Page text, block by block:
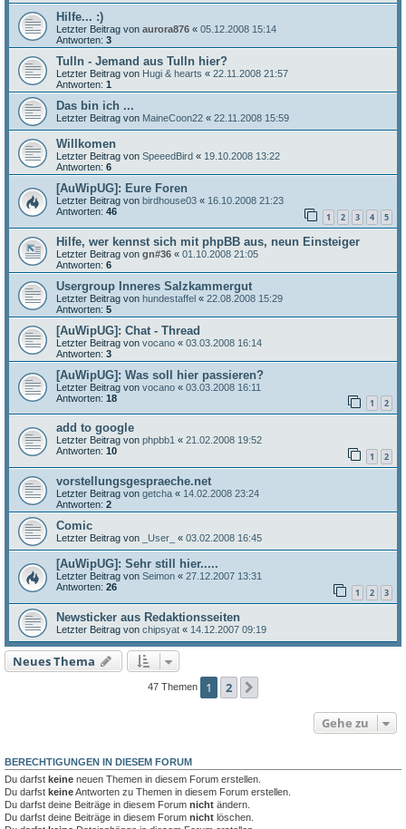
Hilfe... :)
Letzter Beitrag von aurora876 « 05.12.2008 15:14
Antworten: 3
Tulln - Jemand aus Tulln hier?
Letzter Beitrag von Hugi & hearts « 22.11.2008 21:57
Antworten: 1
Das bin ich ...
Letzter Beitrag von MaineCoon22 « 22.11.2008 15:59
Willkomen
Letzter Beitrag von SpeeedBird « 19.10.2008 13:22
Antworten: 6
[AuWipUG]: Eure Foren
Letzter Beitrag von birdhouse03 « 16.10.2008 21:23
Antworten: 46 1 2 3 4 5
Hilfe, wer kennst sich mit phpBB aus, neun Einsteiger
Letzter Beitrag von gn#36 « 01.10.2008 21:05
Antworten: 6
Usergroup Inneres Salzkammergut
Letzter Beitrag von hundestaffel « 22.08.2008 15:29
Antworten: 5
[AuWipUG]: Chat - Thread
Letzter Beitrag von vocano « 03.03.2008 16:14
Antworten: 3
[AuWipUG]: Was soll hier passieren?
Letzter Beitrag von vocano « 03.03.2008 16:11
Antworten: 18 1 2
add to google
Letzter Beitrag von phpbb1 « 21.02.2008 19:52
Antworten: 10 1 2
vorstellungsgespraeche.net
Letzter Beitrag von getcha « 14.02.2008 23:24
Antworten: 2
Comic
Letzter Beitrag von _User_ « 03.02.2008 16:45
[AuWipUG]: Sehr still hier.....
Letzter Beitrag von Seimon « 27.12.2007 13:31
Antworten: 26 1 2 3
Newsticker aus Redaktionsseiten
Letzter Beitrag von chipsyat « 14.12.2007 09:19
Neues Thema
47 Themen 1 2
Gehe zu
BERECHTIGUNGEN IN DIESEM FORUM
Du darfst keine neuen Themen in diesem Forum erstellen.
Du darfst keineAntworten zu Themen in diesem Forum erstellen.
Du darfst deine Beiträge in diesem Forum nicht ändern.
Du darfst deine Beiträge in diesem Forum nicht löschen.